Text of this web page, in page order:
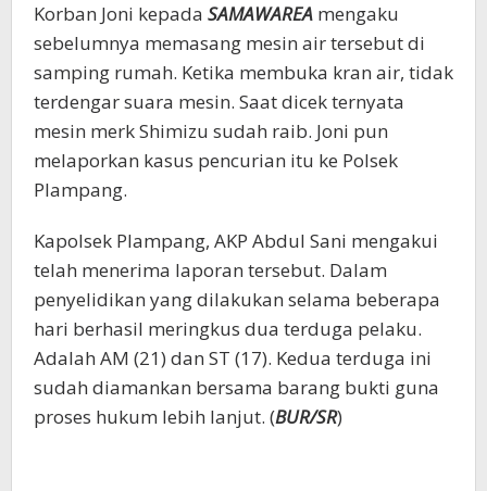
Korban Joni kepada SAMAWAREA mengaku
sebelumnya memasang mesin air tersebut di
samping rumah. Ketika membuka kran air, tidak
terdengar suara mesin. Saat dicek ternyata
mesin merk Shimizu sudah raib. Joni pun
melaporkan kasus pencurian itu ke Polsek
Plampang.
Kapolsek Plampang, AKP Abdul Sani mengakui
telah menerima laporan tersebut. Dalam
penyelidikan yang dilakukan selama beberapa
hari berhasil meringkus dua terduga pelaku.
Adalah AM (21) dan ST (17). Kedua terduga ini
sudah diamankan bersama barang bukti guna
proses hukum lebih lanjut. (BUR/SR)